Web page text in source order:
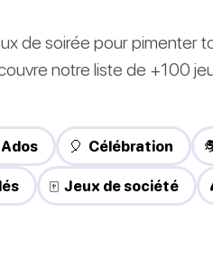
de soirée pour pimenter
notre liste de +100
Ados 🎈 Célébration
🀄 Jeux de société